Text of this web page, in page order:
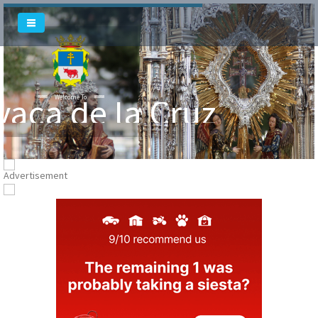
Welcome Tode la Cruz